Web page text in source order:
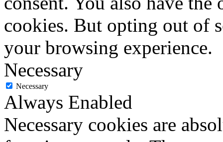
cookies. But opting out of
your browsing experience.
Necessary
Necessary
Always Enabled
Necessary cookies are